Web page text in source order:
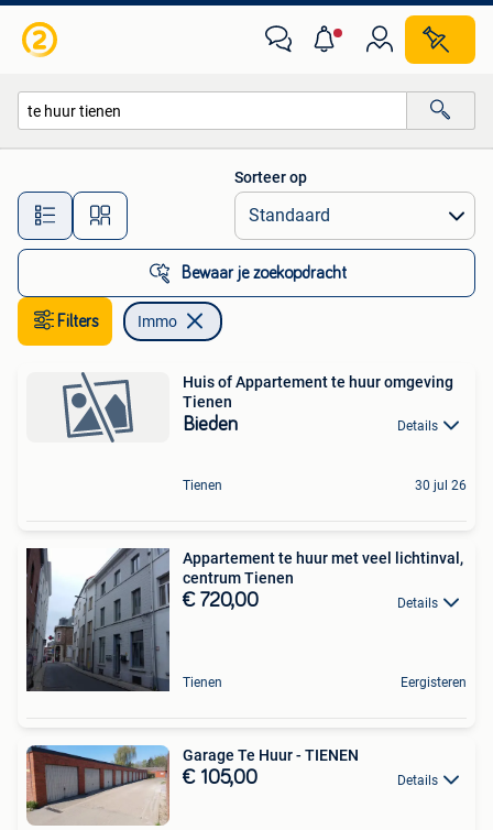
Alle afstanden…
Sorteer op
Bewaar je zoekopdracht
Filters Immo
Huis of Appartement te huur omgeving
Tienen
Bieden Details
Tienen 30 jul 26
Appartement te huur met veel lichtinval,
centrum Tienen
€ 720,00 Details
Tienen Eergisteren
Garage Te Huur - TIENEN
€ 105,00 Details